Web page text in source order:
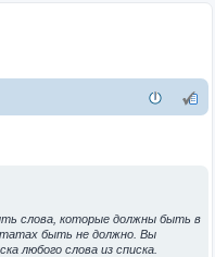
слова, которые должны быть в
быть не должно. Вы
любого слова из списка.